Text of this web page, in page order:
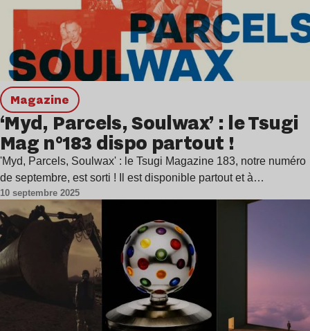
magazine
‘Myd, Parcels, Soulwax’ : le Tsugi
Mag n°183 dispo partout !
'Myd, Parcels, Soulwax' : le Tsugi Magazine 183, notre numéro
de septembre, est sorti ! Il est disponible partout et à…
10 septembre 2025